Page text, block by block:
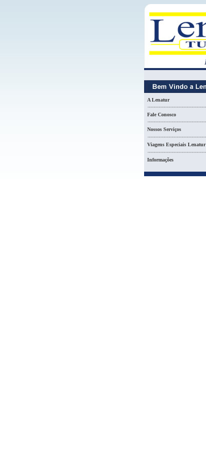
A Lenatur
Fale Conosco
Nossos Serviços
Viagens Especiais Lenatur
Informações